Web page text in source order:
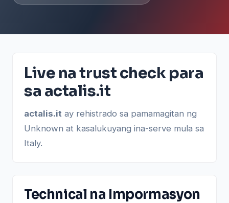
Live na trust check para
sa actalis.it
actalis.it ay rehistrado sa pamamagitan ng
Unknown at kasalukuyang ina-serve mula sa
Italy.
Technical na Impormasyon